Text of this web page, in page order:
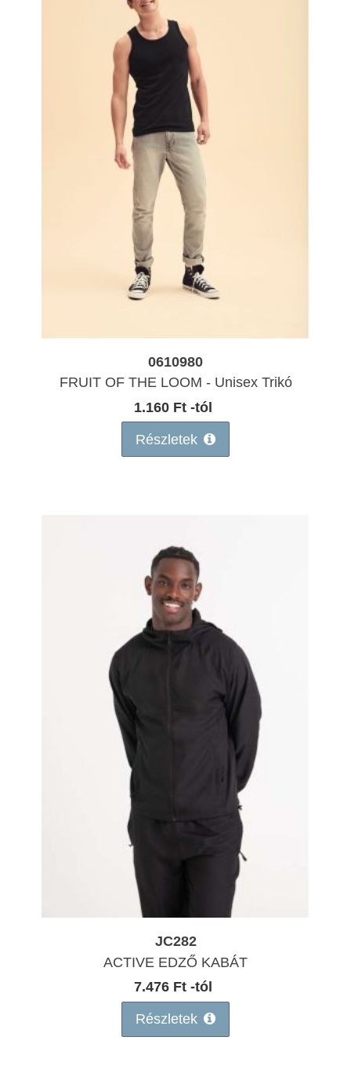
0610980
FRUIT OF THE LOOM - Unisex Trikó
1.160 Ft -tól
Részletek
JC282
ACTIVE EDZŐ KABÁT
7.476 Ft -tól
Részletek
Fennakadás
Kedves partnereink!
A nyári dömpig beköszöntével, a
megnövekedett igények miatt
a másnapi teljesítést akkor tudjuk
nagyobb biztonsággal ígérni, ha a rendelés
9 óra előtt beérkezik.
Egyúttal a GLS, mint szállító partner
jelezte, hogy náluk is jelentősen megnőtt
a forgalom, így lehetséges fennakadás.
Határidős rendelés előtt kérjük egyeztessen velünk
Ezzel együtt megteszünk mindent